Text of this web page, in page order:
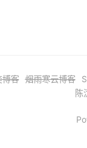
博客 烟雨寒云博客
陈